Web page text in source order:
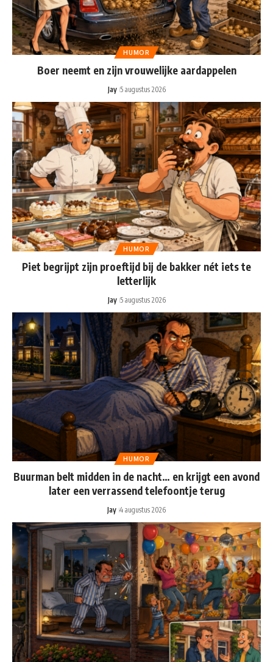
HUMOR
Boer neemt en zijn vrouwelijke aardappelen
Jay 5 augustus 2026
HUMOR
Piet begrijpt zijn proeftijd bij de bakker nét iets te
letterlijk
Jay 5 augustus 2026
HUMOR
Buurman belt midden in de nacht… en krijgt een avond
later een verrassend telefoontje terug
Jay 4 augustus 2026